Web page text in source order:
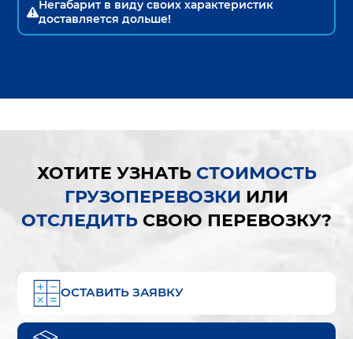
Негабарит в виду своих характеристик
доставляется дольше!
ХОТИТЕ УЗНАТЬ СТОИМОСТЬ
ГРУЗОПЕРЕВОЗКИ ИЛИ
ОТСЛЕДИТЬ СВОЮ ПЕРЕВОЗКУ?
ОСТАВИТЬ ЗАЯВКУ